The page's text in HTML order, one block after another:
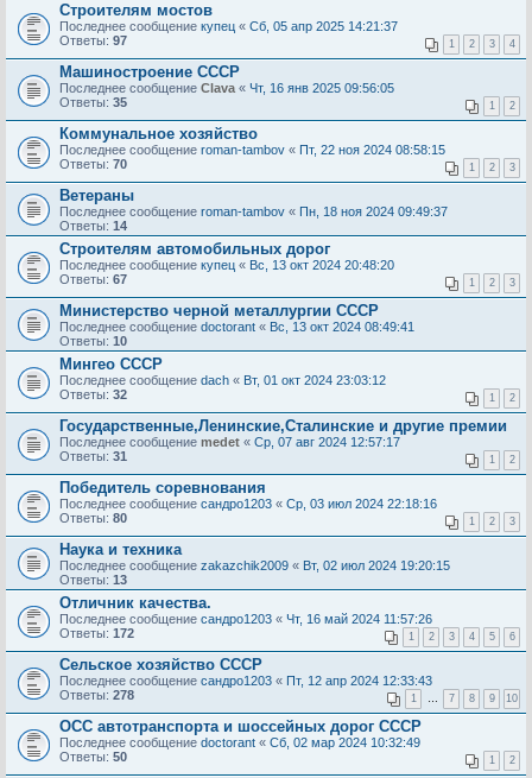
Строителям мостов
Последнее сообщение купец « Сб, 05 апр 2025 14:21:37
Ответы: 97 1 2 3 4
Машиностроение СССР
Последнее сообщение Clava « Чт, 16 янв 2025 09:56:05
Ответы: 35 1 2
Коммунальное хозяйство
Последнее сообщение roman-tambov « Пт, 22 ноя 2024 08:58:15
Ответы: 70 1 2 3
Ветераны
Последнее сообщение roman-tambov « Пн, 18 ноя 2024 09:49:37
Ответы: 14
Строителям автомобильных дорог
Последнее сообщение купец « Вс, 13 окт 2024 20:48:20
Ответы: 67 1 2 3
Министерство черной металлургии СССР
Последнее сообщение doctorant « Вс, 13 окт 2024 08:49:41
Ответы: 10
Мингео СССР
Последнее сообщение dach « Вт, 01 окт 2024 23:03:12
Ответы: 32 1 2
Государственные,Ленинские,Сталинские и другие премии
Последнее сообщение medet « Ср, 07 авг 2024 12:57:17
Ответы: 31 1 2
Победитель соревнования
Последнее сообщение сандро1203 « Ср, 03 июл 2024 22:18:16
Ответы: 80 1 2 3
Наука и техника
Последнее сообщение zakazchik2009 « Вт, 02 июл 2024 19:20:15
Ответы: 13
Отличник качества.
Последнее сообщение сандро1203 « Чт, 16 май 2024 11:57:26
Ответы: 172 1 2 3 4 5 6
Сельское хозяйство СССР
Последнее сообщение сандро1203 « Пт, 12 апр 2024 12:33:43
Ответы: 278 1 … 7 8 9 10
ОСС автотранспорта и шоссейных дорог СССР
Последнее сообщение doctorant « Сб, 02 мар 2024 10:32:49
Ответы: 50 1 2